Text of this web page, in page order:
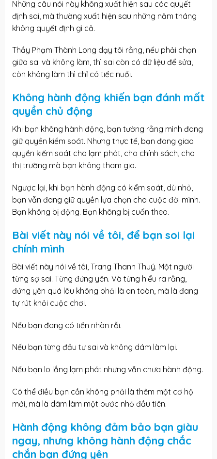
Những câu nói này không xuất hiện sau các quyết
định sai, mà thường xuất hiện sau những năm tháng
không quyết định gì cả.
Thầy Phạm Thành Long dạy tôi rằng, nếu phải chọn
giữa sai và không làm, thì sai còn có dữ liệu để sửa,
còn không làm thì chỉ có tiếc nuối.
Không hành động khiến bạn đánh mất
quyền chủ động
Khi bạn không hành động, bạn tưởng rằng mình đang
giữ quyền kiểm soát. Nhưng thực tế, bạn đang giao
quyền kiểm soát cho lạm phát, cho chính sách, cho
thị trường mà bạn không tham gia.
Ngược lại, khi bạn hành động có kiểm soát, dù nhỏ,
bạn vẫn đang giữ quyền lựa chọn cho cuộc đời mình.
Bạn không bị động. Bạn không bị cuốn theo.
Bài viết này nói về tôi, để bạn soi lại
chính mình
Bài viết này nói về tôi, Trang Thanh Thuý. Một người
từng sợ sai. Từng đứng yên. Và từng hiểu ra rằng,
đứng yên quá lâu không phải là an toàn, mà là đang
tự rút khỏi cuộc chơi.
Nếu bạn đang có tiền nhàn rỗi.
Nếu bạn từng đầu tư sai và không dám làm lại.
Nếu bạn lo lắng lạm phát nhưng vẫn chưa hành động.
Có thể điều bạn cần không phải là thêm một cơ hội
mới, mà là dám làm một bước nhỏ đầu tiên.
Hành động không đảm bảo bạn giàu
ngay, nhưng không hành động chắc
chắn bạn đứng yên